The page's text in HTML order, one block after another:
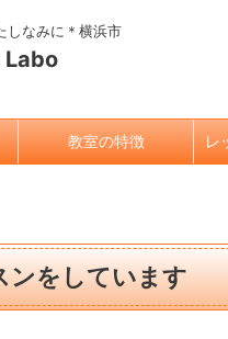
しなみに＊横浜市
Labo
教室の特徴
ンをしています